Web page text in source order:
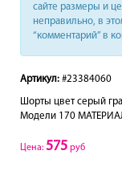
сайте размеры и
неправильно, в
“комментарий” в
Артикул: #23384060
Шорты цвет серый
Модели 170
Цена: 575 руб